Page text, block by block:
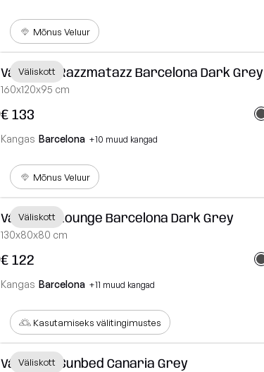
Väliskott
Mõnus Veluur
Väliskott Razzmatazz Barcelona Dark Grey
160x120x95 cm
€ 133
Kangas Barcelona +10 muud kangad
Väliskott
Mõnus Veluur
Väliskott Lounge Barcelona Dark Grey
130x80x80 cm
€ 122
Kangas Barcelona +11 muud kangad
Väliskott
Kasutamiseks välitingimustes
Väliskott Sunbed Canaria Grey